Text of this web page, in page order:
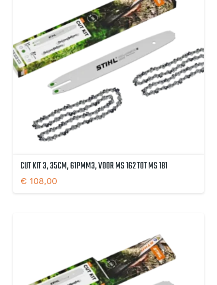
CUT KIT 3, 35CM, 61PMM3, VOOR MS 162 TOT MS 181
€ 108,00